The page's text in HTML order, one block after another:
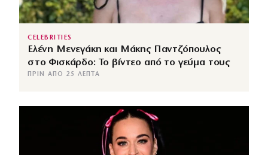
CELEBRITIES
Ελένη Μενεγάκη και Μάκης Παντζόπουλος
στο Φισκάρδο: Το βίντεο από το γεύμα τους
ΠΡΙΝ ΑΠΌ 25 ΛΕΠΤΆ